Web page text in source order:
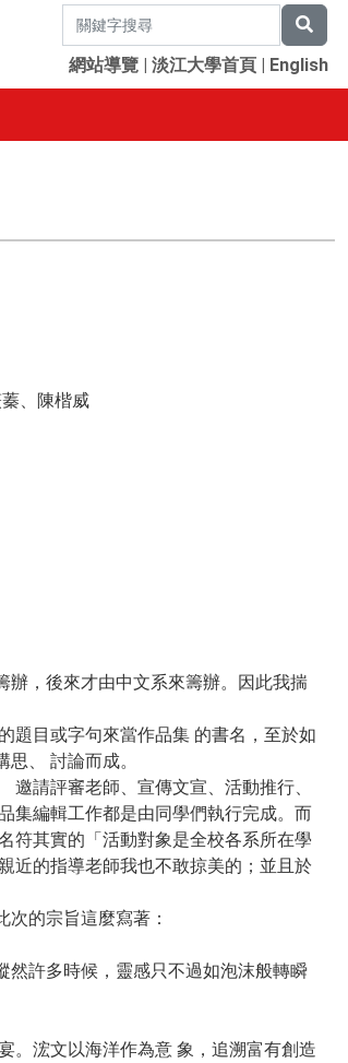
網站導覽 | 淡江大學首頁 | English
、陳楷威
辦，後來才由中文系來籌辦。因此我揣
題目或字句來當作品集 的書名，至於如
、 討論而成。
請評審老師、宣傳文宣、活動推行、
集編輯工作都是由同學們執行完成。而
符其實的「活動對象是全校各系所在學
近的指導老師我也不敢掠美的；並且於
的宗旨這麼寫著：
然許多時候，靈感只不過如泡沫般轉瞬
。浤文以海洋作為意 象，追溯富有創造